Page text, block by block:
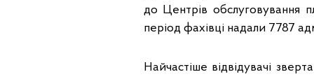
до Центрів обслуговування
період фахівці надали 7787
Найчастіше відвідувачі